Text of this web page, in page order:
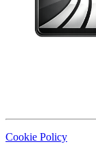
Cookie Policy